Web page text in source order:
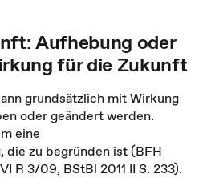
Aufhebung oder
für die Zukunft
grundsätzlich mit Wirkung
oder geändert werden.
eine
die zu begründen ist (BFH
R 3/09, BStBl 2011 II S. 233).